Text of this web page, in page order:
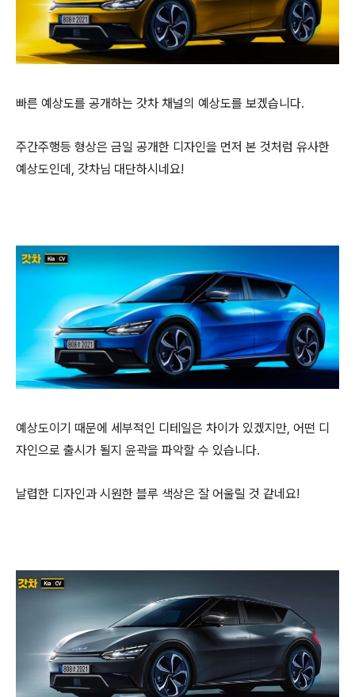
빠른 예상도를 공개하는 갓차 채널의 예상도를 보겠습니다.
주간주행등 형상은 금일 공개한 디자인을 먼저 본 것처럼 유사한
예상도인데, 갓차님 대단하시네요!
예상도이기 때문에 세부적인 디테일은 차이가 있겠지만, 어떤 디
자인으로 출시가 될지 윤곽을 파악할 수 있습니다.
날렵한 디자인과 시원한 블루 색상은 잘 어울릴 것 같네요!